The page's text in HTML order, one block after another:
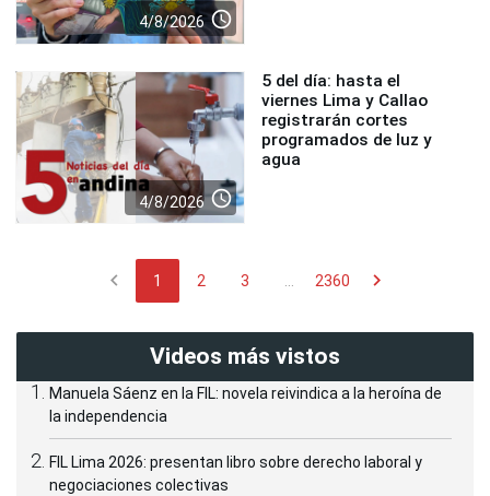
4/8/2026 access_time
4/8/2026 access_time
5 del día: hasta el
viernes Lima y Callao
registrarán cortes
programados de luz y
agua
chevron_left 1 2 3 ... 2360 chevron_right
Videos más vistos
Manuela Sáenz en la FIL: novela reivindica a la heroína de
la independencia
FIL Lima 2026: presentan libro sobre derecho laboral y
negociaciones colectivas